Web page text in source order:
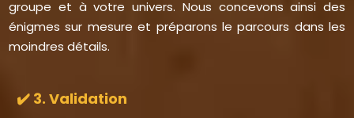
groupe et à votre univers. Nous concevons ainsi des
énigmes sur mesure et préparons le parcours dans les
moindres détails.
✔️ 3. Validation